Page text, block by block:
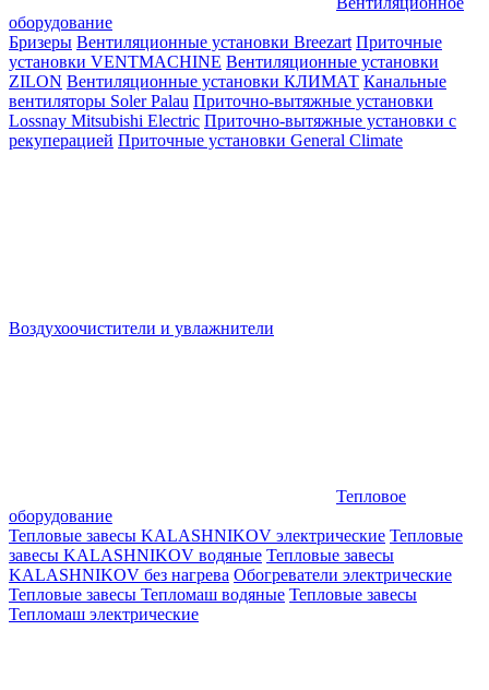
оборудование
Бризеры Вентиляционные установки Breezart Приточные
установки VENTMACHINE Вентиляционные установки
ZILON Вентиляционные установки КЛИМАТ Канальные
вентиляторы Soler Palau Приточно-вытяжные установки
Lossnay Mitsubishi Electric Приточно-вытяжные установки с
рекуперацией Приточные установки General Climate
Воздухоочистители и увлажнители
Тепловое
оборудование
Тепловые завесы KALASHNIKOV электрические Тепловые
завесы KALASHNIKOV водяные Тепловые завесы
KALASHNIKOV без нагрева Обогреватели электрические
Тепловые завесы Тепломаш водяные Тепловые завесы
Тепломаш электрические